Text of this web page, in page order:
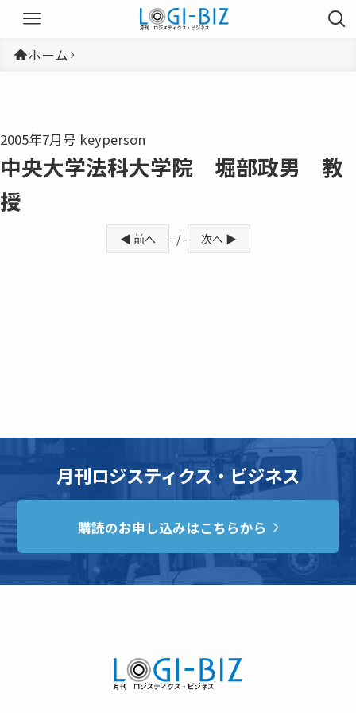
ホーム
2005年7月号 keyperson
中央大学法科大学院 堀部政男 教
授
◀ 前へ - / - 次へ ▶
月刊ロジスティクス・ビジネス
購読のお申し込みはこちらから